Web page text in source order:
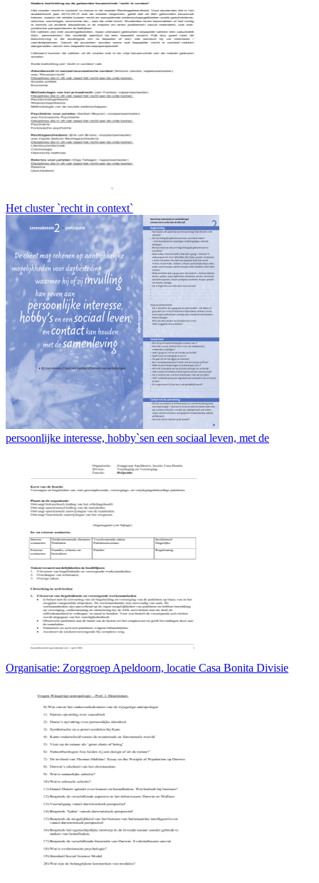
Het cluster `recht in context`
persoonlijke interesse, hobby`sen een sociaal leven, met de
Organisatie: Zorggroep Apeldoorn, locatie Casa Bonita Divisie